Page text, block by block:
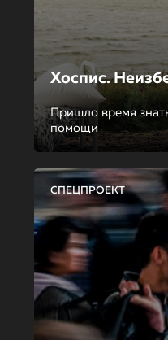
Хоспис.
Пришло время
помощи
СПЕЦПРОЕКТ